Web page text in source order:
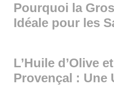
Pourquoi la
Idéale pour les
L’Huile d’Olive
Provençal : Une